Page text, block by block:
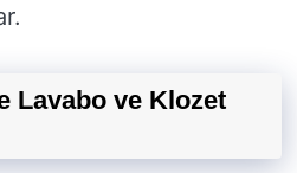
Lavabo ve Klozet